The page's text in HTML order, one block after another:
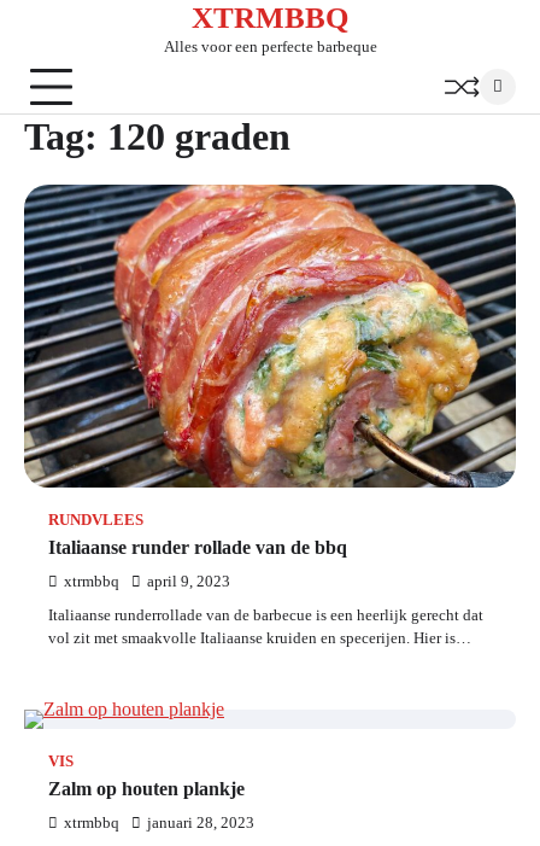
content
XTRMBBQ
Alles voor een perfecte barbeque
Tag: 120 graden
RUNDVLEES
Italiaanse runder rollade van de bbq
xtrmbbq april 9, 2023
Italiaanse runderrollade van de barbecue is een heerlijk gerecht dat
vol zit met smaakvolle Italiaanse kruiden en specerijen. Hier is…
VIS
Zalm op houten plankje
xtrmbbq januari 28, 2023